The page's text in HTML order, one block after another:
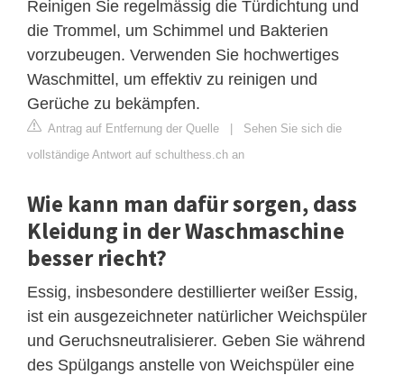
Reinigen Sie regelmässig die Türdichtung und
die Trommel, um Schimmel und Bakterien
vorzubeugen. Verwenden Sie hochwertiges
Waschmittel, um effektiv zu reinigen und
Gerüche zu bekämpfen.
Antrag auf Entfernung der Quelle | Sehen Sie sich die
vollständige Antwort auf schulthess.ch an
Wie kann man dafür sorgen, dass
Kleidung in der Waschmaschine
besser riecht?
Essig, insbesondere destillierter weißer Essig,
ist ein ausgezeichneter natürlicher Weichspüler
und Geruchsneutralisierer. Geben Sie während
des Spülgangs anstelle von Weichspüler eine